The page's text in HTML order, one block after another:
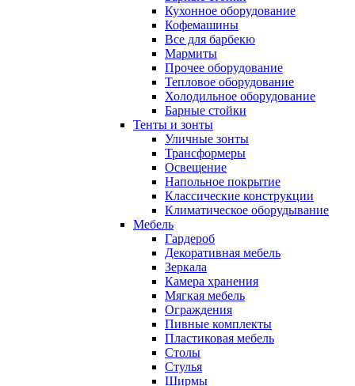
Кухонное оборудование
Кофемашины
Все для барбекю
Мармиты
Прочее оборудование
Тепловое оборудование
Холодильное оборудование
Барные стойки
Тенты и зонты
Уличные зонты
Трансформеры
Освещение
Напольное покрытие
Классические конструкции
Климатическое оборудывание
Мебель
Гардероб
Декоративная мебель
Зеркала
Камера хранения
Мягкая мебель
Ограждения
Пивные комплекты
Пластиковая мебель
Столы
Стулья
Ширмы